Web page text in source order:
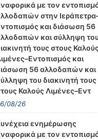
με τον
στην
και διάσωση 56
και σύλληψη
τους στους Καλούς
και
56 αλλοδαπών και
του διακινητή τους
Καλούς Λιμένες–Εντ
08/26
ενημέρωσης
με τον